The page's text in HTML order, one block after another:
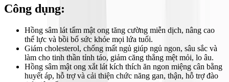
Công dụng:
Hồng sâm lát tẩm mật ong tăng cường miễn dịch, nâng cao
thể lực và bồi bổ sức khỏe mọi lứa tuổi.
Giám cholesterol, chống mất ngủ giúp ngủ ngon, sâu sắc và
làm cho tinh thần tỉnh táo, giảm căng thẳng mệt mỏi, lo âu.
Hồng sâm mật ong xắt lát kích thích ăn ngon miệng cân bằng
huyết áp, hỗ trợ và cải thiện chức năng gan, thận, hỗ trợ đào